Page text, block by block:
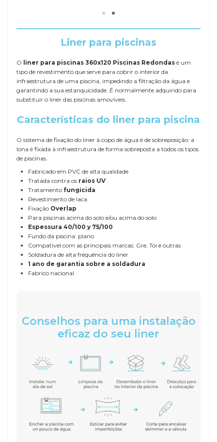
Liner para piscinas
O liner para piscinas 360x120 Piscinas Redondas é um
tipo de revestimento que serve para cobrir o interior da
infraestrutura de uma piscina, impedindo a filtração da água e
garantindo a sua estanquicidade. É normalmente adquirido para
substituir o liner das piscinas amovíveis.
Características do liner para piscina
O sistema de fixação do liner à copo de água é de sobreposição: a
lona é fixada à infraestrutura de forma sobreposta a todos os tipos
de piscinas.
Fabricado em PVC de alta qualidade
Tratada contra os raios UV
Tratamento fungicida
Revestimento de laca
Fixação Overlap
Para piscinas acima do solo e/ou acima do solo
Espessura 40/100 y 75/100
Fundo da piscina: plano
Compatível com as principais marcas: Gre, Toi e outras
Soldadura de alta frequência do liner
1 ano de garantia sobre a soldadura
Fabrico nacional
Conselhos para uma instalação
eficaz do seu liner